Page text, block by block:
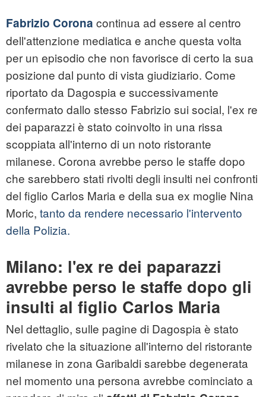
Fabrizio Corona continua ad essere al centro
dell'attenzione mediatica e anche questa volta
per un episodio che non favorisce di certo la sua
posizione dal punto di vista giudiziario. Come
riportato da Dagospia e successivamente
confermato dallo stesso Fabrizio sui social, l'ex re
dei paparazzi è stato coinvolto in una rissa
scoppiata all'interno di un noto ristorante
milanese. Corona avrebbe perso le staffe dopo
che sarebbero stati rivolti degli insulti nei confronti
del figlio Carlos Maria e della sua ex moglie Nina
Moric, tanto da rendere necessario l'intervento
della Polizia.
Milano: l'ex re dei paparazzi
avrebbe perso le staffe dopo gli
insulti al figlio Carlos Maria
Nel dettaglio, sulle pagine di Dagospia è stato
rivelato che la situazione all'interno del ristorante
milanese in zona Garibaldi sarebbe degenerata
nel momento una persona avrebbe cominciato a